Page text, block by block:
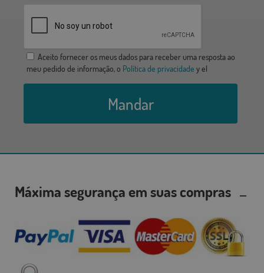
Aceito fornecer os meus dados para receber uma resposta ao
meu pedido de informação, o Política de privacidade y el
Mandar
Máxima segurança em suas compras